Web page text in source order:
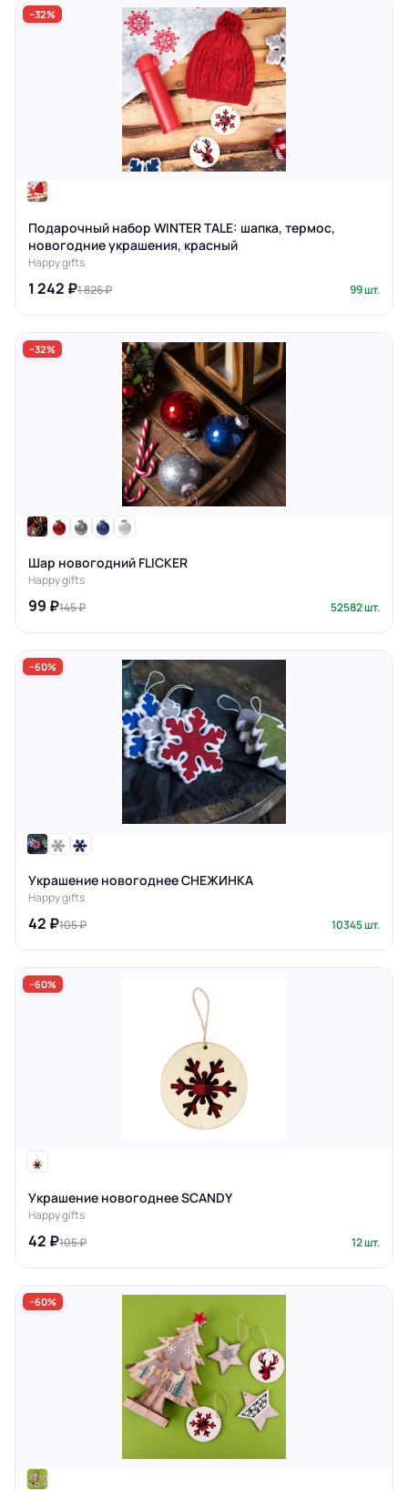
−32%
Подарочный набор WINTER TALE: шапка, термос,
новогодние украшения, красный
Happy gifts
1 242 ₽1 826 ₽ 99 шт.
−32%
Шар новогодний FLICKER
Happy gifts
99 ₽145 ₽ 52582 шт.
−60%
Украшение новогоднее СНЕЖИНКА
Happy gifts
42 ₽105 ₽ 10345 шт.
−60%
Украшение новогоднее SCANDY
Happy gifts
42 ₽105 ₽ 12 шт.
−60%